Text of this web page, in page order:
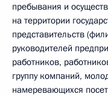
пребывания и
на территории
представительств
руководителей
работников,
группу компаний,
намеревающихся